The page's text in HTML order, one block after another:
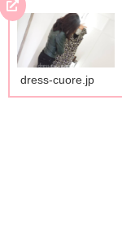
dress-cuore.jp